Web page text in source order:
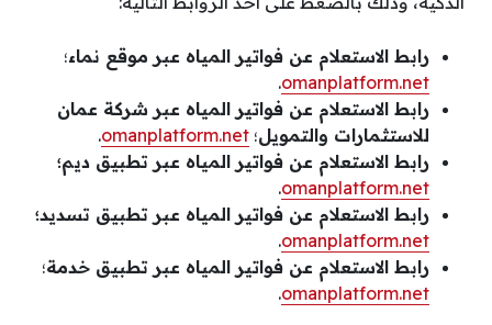
رابط الاستعلام عن فواتير المياه عبر موقع نماء؛
omanplatform.net
.
رابط الاستعلام عن فواتير المياه عبر شركة عمان
للاستثمارات والتمويل؛ omanplatform.net
.
رابط الاستعلام عن فواتير المياه عبر تطبيق ديم؛
omanplatform.net
.
رابط الاستعلام عن فواتير المياه عبر تطبيق تسديد؛
omanplatform.net
.
رابط الاستعلام عن فواتير المياه عبر تطبيق خدمة؛
omanplatform.net
.